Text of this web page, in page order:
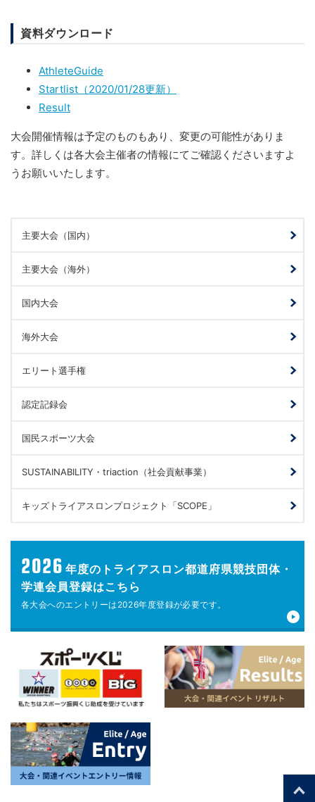
資料ダウンロード
AthleteGuide
Startlist（2020/01/28更新）
Result
大会開催情報は予定のものもあり、変更の可能性がありま
す。詳しくは各大会主催者の情報にてご確認くださいますよ
うお願いいたします。
主要大会（国内）
主要大会（海外）
国内大会
海外大会
エリート選手権
認定記録会
国民スポーツ大会
SUSTAINABILITY・triaction（社会貢献事業）
キッズトライアスロンプロジェクト「SCOPE」
2026 年度の トライアスロン都道府県競技団体・
学連会員登録はこちら
各大会へのエントリーは 2026年度登録が必要です。